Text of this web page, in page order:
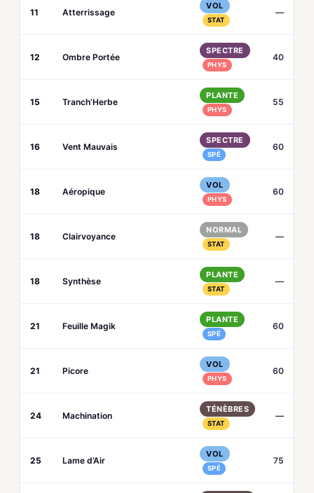
11 Atterrissage
VOL
STAT
—
12 Ombre Portée
SPECTRE
PHYS
40
15 Tranch’Herbe
PLANTE
PHYS
55
16 Vent Mauvais
SPECTRE
SPÉ
60
18 Aéropique
VOL
PHYS
60
18 Clairvoyance
NORMAL
STAT
—
18 Synthèse
PLANTE
STAT
—
21 Feuille Magik
PLANTE
SPÉ
60
21 Picore
VOL
PHYS
60
24 Machination
TÉNÈBRES
STAT
—
25 Lame d’Air
VOL
SPÉ
75